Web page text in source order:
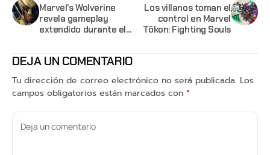
Marvel’s Wolverine
revela gameplay
extendido durante el
Los villanos toman el
control en Marvel
Tōkon: Fighting Souls
DEJA UN COMENTARIO
Tu dirección de correo electrónico no será publicada. Los
campos obligatorios están marcados con *